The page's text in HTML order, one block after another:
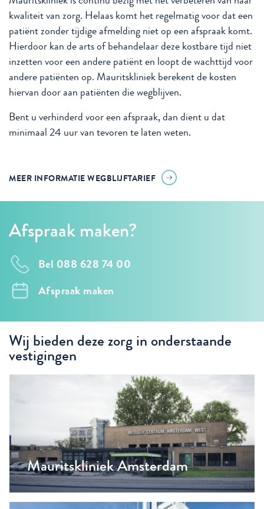
kwaliteit van zorg. Helaas komt het regelmatig voor dat een
patiënt zonder tijdige afmelding niet op een afspraak komt.
Hierdoor kan de arts of behandelaar deze kostbare tijd niet
inzetten voor een andere patiënt en loopt de wachttijd voor
andere patiënten op. Mauritskliniek berekent de kosten
hiervan door aan patiënten die wegblijven.
Bent u verhinderd voor een afspraak, dan dient u dat
minimaal 24 uur van tevoren te laten weten.
MEER INFORMATIE WEGBLIJFTARIEF
Afspraak maken?
Bel 088 628 74 00
Afspraak maken
Wij bieden deze zorg in onderstaande
vestigingen
Mauritskliniek Amsterdam